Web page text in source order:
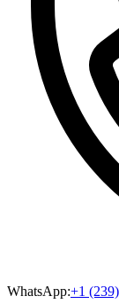
WhatsApp:+1